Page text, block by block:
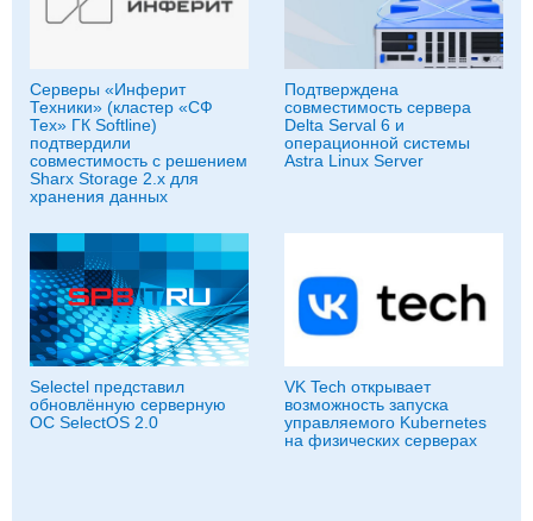
Серверы «Инферит
Техники» (кластер «СФ
Тех» ГК Softline)
подтвердили
совместимость с решением
Sharx Storage 2.x для
хранения данных
Подтверждена
совместимость сервера
Delta Serval 6 и
операционной системы
Astra Linux Server
Selectel представил
обновлённую серверную
ОС SelectOS 2.0
VK Tech открывает
возможность запуска
управляемого Kubernetes
на физических серверах